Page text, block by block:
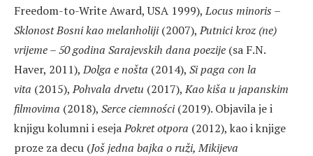
Freedom-to-Write Award, USA 1999),Locus minoris –
Sklonost Bosni kao melanholiji(2007),Putnici kroz (ne)
vrijeme – 50 godina Sarajevskih dana poezije (sa F.N.
Haver, 2011),Dolga e nošta (2014), Si paga con la
vita (2015),Pohvala drvetu (2017),Kao kiša u japanskim
filmovima (2018), Serce ciemności(2019). Objavila je i
knjigu kolumni i esejaPokret otpora (2012), kao i knjige
proze za decu (Još jedna bajka o ruži, Mikijeva